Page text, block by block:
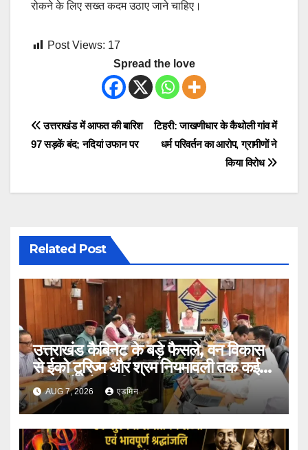
रोकने के लिए सख्त कदम उठाए जाने चाहिए।
Post Views: 17
Spread the love
Post
navigation
टिहरी: जाखणीधार के कैथोली गांव में
धर्म परिवर्तन का आरोप, ग्रामीणों ने
किया विरोध
उत्तराखंड में आफत की बारिश
97 सड़कें बंद; नदियां उफान पर
Related Post
उत्तराखंड कैबिनेट के बड़े फैसले, वन विकास
से ईको टूरिज्म और श्रम नियमावली तक कई
प्रस्तावों को मंजूरी
AUG 7, 2026 एडमिन